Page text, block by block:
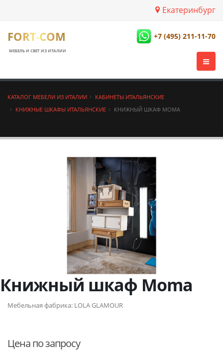
Екатеринбург
FORT-COM
МЕБЕЛЬ И СВЕТ ИЗ ИТАЛИИ
+7 (495) 211-11-70
КАТАЛОГ МЕБЕЛИ ИЗ ИТАЛИИ
КАБИНЕТЫ ИТАЛЬЯНСКИЕ
КНИЖНЫЕ ШКАФЫ ИТАЛЬЯНСКИЕ
КНИЖНЫЙ ШКАФ MOMA
Книжный шкаф Moma
Мебельная фабрика: LOLA GLAMOUR
Цена по запросу